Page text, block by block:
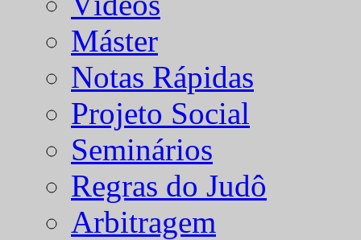
Máster
Notas Rápidas
Projeto Social
Seminários
Regras do Judô
Arbitragem